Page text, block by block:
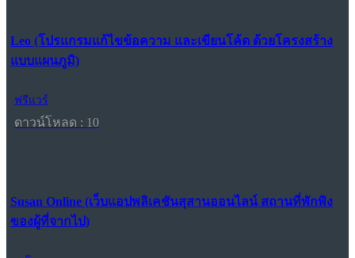
Leo (โปรแกรมแก้ไขข้อความ และเขียนโค้ด ด้วยโครงสร้าง
แบบแผนภูมิ)
ฟรีแวร์
ดาวน์โหลด : 10
Susan Online (เว็บแอปพลิเคชันสุสานออนไลน์ สถานที่พักพิง
ของผู้ที่จากไป)